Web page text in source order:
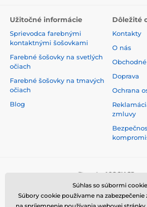
Užitočné informácie
Sprievodca farebnými
kontaktnými šošovkami
Farebné šošovky na svetlých
očiach
Farebné šošovky na tmavých
očiach
Blog
Dôležité
Kontakty
O nás
Doprava
Ochrana
zmluvy
Súhlas so súbormi cookie
Súbory cookie používame na zabezpečenie